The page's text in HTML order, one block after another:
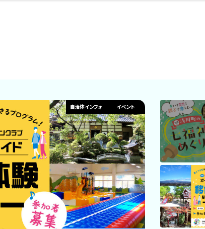
ランチ その他
その他
その他
その他
自治体インフォ イベント